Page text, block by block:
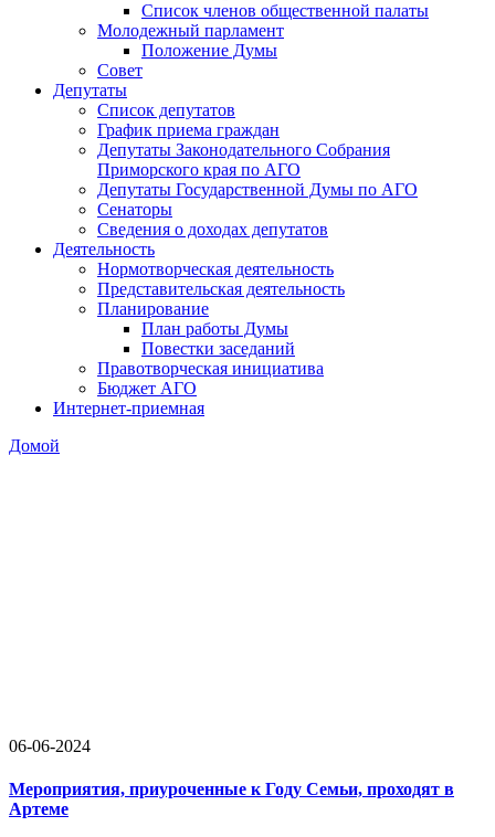
Список членов общественной палаты
Молодежный парламент
Положение Думы
Совет
Депутаты
Список депутатов
График приема граждан
Депутаты Законодательного Собрания
Приморского края по АГО
Депутаты Государственной Думы по АГО
Сенаторы
Сведения о доходах депутатов
Деятельность
Нормотворческая деятельность
Представительская деятельность
Планирование
План работы Думы
Повестки заседаний
Правотворческая инициатива
Бюджет АГО
Интернет-приемная
Домой
06-06-2024
Мероприятия, приуроченные к Году Семьи, проходят в
Артеме